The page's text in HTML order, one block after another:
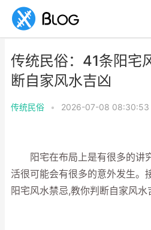
传统民俗：41条阳宅
断自家风水吉凶
传统民俗 • 2026-07-08 08:30:53
阳宅在布局上是有很多的讲
活很可能会有很多的意外发生。
阳宅风水禁忌,教你判断自家风水